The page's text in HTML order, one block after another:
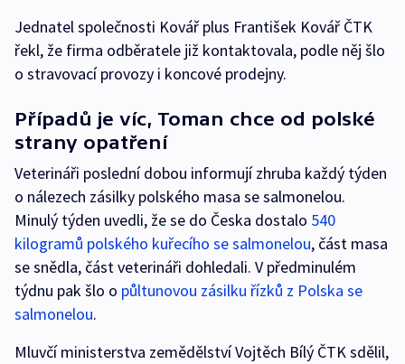
Jednatel společnosti Kovář plus František Kovář ČTK
řekl, že firma odběratele již kontaktovala, podle něj šlo
o stravovací provozy i koncové prodejny.
Případů je víc, Toman chce od polské
strany opatření
Veterináři poslední dobou informují zhruba každý týden
o nálezech zásilky polského masa se salmonelou.
Minulý týden uvedli, že se do Česka dostalo 540
kilogramů polského kuřecího se salmonelou, část masa
se snědla, část veterináři dohledali. V předminulém
týdnu pak šlo o půltunovou zásilku řízků z Polska se
salmonelou.
Mluvčí ministerstva zemědělství Vojtěch Bílý ČTK sdělil,